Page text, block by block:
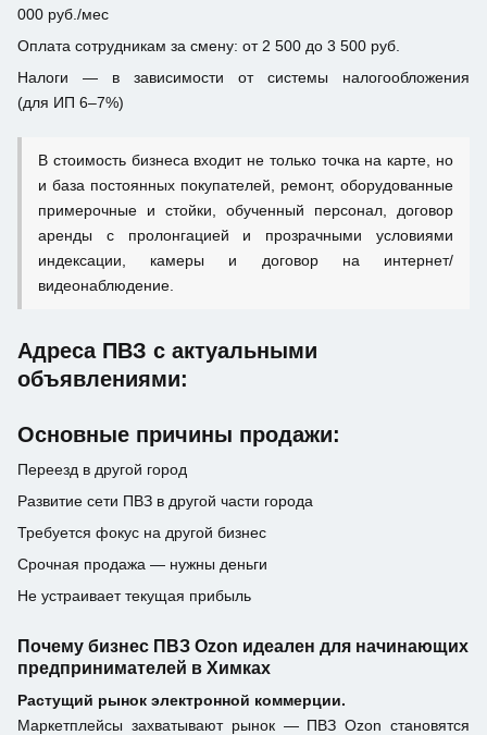
000 руб./мес
Оплата сотрудникам за смену: от 2 500 до 3 500 руб.
Налоги — в зависимости от системы налогообложения
(для ИП 6–7%)
В стоимость бизнеса входит не только точка на карте, но
и база постоянных покупателей, ремонт, оборудованные
примерочные и стойки, обученный персонал, договор
аренды с пролонгацией и прозрачными условиями
индексации, камеры и договор на интернет/
видеонаблюдение.
Адреса ПВЗ с актуальными
объявлениями:
Основные причины продажи:
Переезд в другой город
Развитие сети ПВЗ в другой части города
Требуется фокус на другой бизнес
Срочная продажа — нужны деньги
Не устраивает текущая прибыль
Почему бизнес ПВЗ Ozon идеален для начинающих
предпринимателей в Химках
Растущий рынок электронной коммерции.
Маркетплейсы захватывают рынок — ПВЗ Ozon становятся